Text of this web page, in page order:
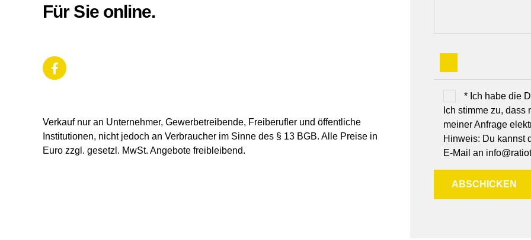
Für Sie online.
Verkauf nur an Unternehmer, Gewerbetreibende, Freiberufler und öffentliche
Institutionen, nicht jedoch an Verbraucher im Sinne des § 13 BGB. Alle Preise in
Euro zzgl. gesetzl. MwSt. Angebote freibleibend.
* Ich habe die
Ich stimme zu,
meiner Anfrage
Hinweis: Du kannst
E-Mail an